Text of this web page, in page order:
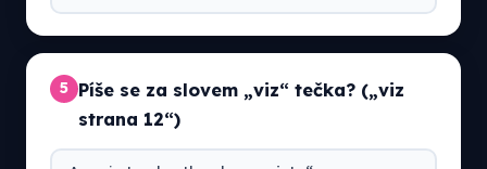
5 Píše se za slovem „viz“ tečka? („viz
strana 12“)